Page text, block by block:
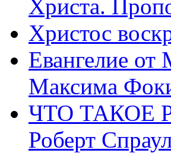
Христа.
Христос
Евангелие от
Максима
ЧТО ТАКОЕ
Роберт